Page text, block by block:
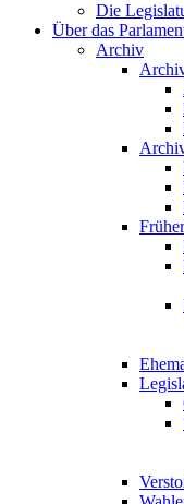
Die
Über das
Archiv